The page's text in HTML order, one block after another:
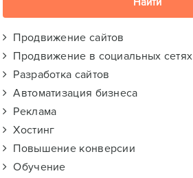
Продвижение сайтов
Продвижение в социальных сетях
Разработка сайтов
Автоматизация бизнеса
Реклама
Хостинг
Повышение конверсии
Обучение